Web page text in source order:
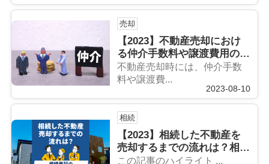
売却
【2023】不動産売却におけ
る仲介手数料や譲渡費用の計
算方法をケース別にご紹介
不動産売却時には、仲介手数
料や譲渡費...
2023-08-10
相続
【2023】相続した不動産を
売却するまでの流れは？相続
登記の義務化にも注意！
この記事のハイライト ...